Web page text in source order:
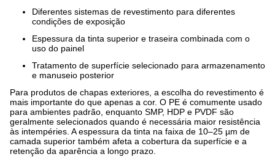
Diferentes sistemas de revestimento para diferentes
condições de exposição
Espessura da tinta superior e traseira combinada com o
uso do painel
Tratamento de superfície selecionado para armazenamento
e manuseio posterior
Para produtos de chapas exteriores, a escolha do revestimento é
mais importante do que apenas a cor. O PE é comumente usado
para ambientes padrão, enquanto SMP, HDP e PVDF são
geralmente selecionados quando é necessária maior resistência
às intempéries. A espessura da tinta na faixa de 10–25 µm de
camada superior também afeta a cobertura da superfície e a
retenção da aparência a longo prazo.